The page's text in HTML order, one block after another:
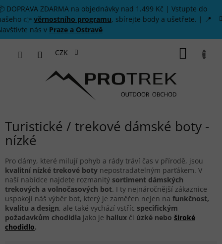
Přejít na obsah
DOPRAVA ZDARMA na objednávky nad 1.499 Kč | Vstupte do
👉 věrnostního programu, sbírejte body a ušetřete. | 📍
nás v Praze a Ostravě
CZK
Turistické / trekové dámské boty -
nízké
Pro dámy, které milují pohyb a rády tráví čas v přírodě, jsou
kvalitní nízké trekové boty nepostradatelným parťákem. V
naší nabídce najdete rozmanitý sortiment dámských
trekových a volnočasových bot. I ty nejnáročnější zákaznice
uspokojí náš výběr bot, který je zaměřen nejen na funkčnost,
kvalitu a design, ale také vychází vstříc specifickým
požadavkům chodidla jako je hallux či úzké nebo široké
chodidlo.